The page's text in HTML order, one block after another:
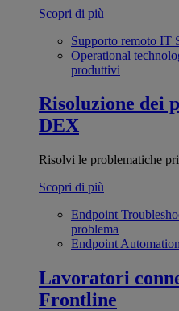
Scopri di più
Supporto remoto IT
Operational
produttivi
Risoluzione dei
DEX
Risolvi le problematiche
Scopri di più
Endpoint
problema
Endpoint Automation
Lavoratori
Frontline